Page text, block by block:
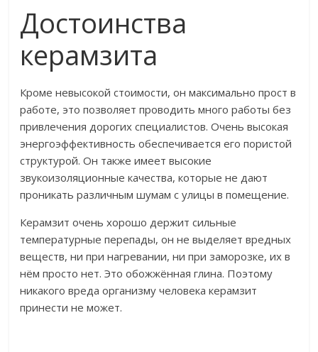
Достоинства
керамзита
Кроме невысокой стоимости, он максимально прост в
работе, это позволяет проводить много работы без
привлечения дорогих специалистов. Очень высокая
энергоэффективность обеспечивается его пористой
структурой. Он также имеет высокие
звукоизоляционные качества, которые не дают
проникать различным шумам с улицы в помещение.
Керамзит очень хорошо держит сильные
температурные перепады, он не выделяет вредных
веществ, ни при нагревании, ни при заморозке, их в
нём просто нет. Это обожжённая глина. Поэтому
никакого вреда организму человека керамзит
принести не может.